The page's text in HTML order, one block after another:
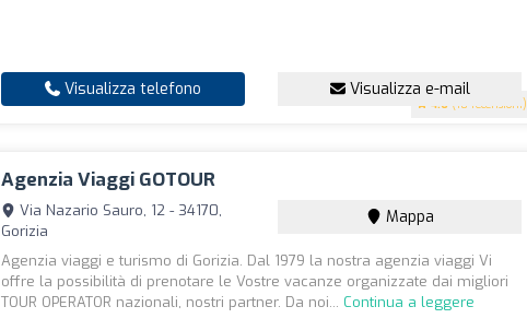
4.6 (18 recensioni)
Visualizza telefono Visualizza e-mail
Agenzia Viaggi GOTOUR
Via Nazario Sauro, 12 - 34170,
Gorizia
Mappa
Agenzia viaggi e turismo di Gorizia. Dal 1979 la nostra agenzia viaggi Vi
offre la possibilità di prenotare le Vostre vacanze organizzate dai migliori
TOUR OPERATOR nazionali, nostri partner. Da noi... Continua a leggere